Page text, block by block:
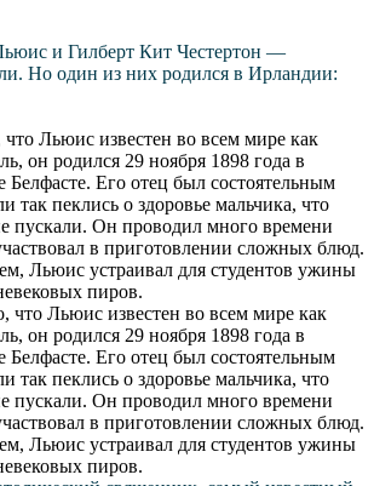
и Гилберт Кит Честертон —
Но один из них родился в Ирландии:
что Льюис известен во всем мире как
он родился 29 ноября 1898 года в
Белфасте. Его отец был состоятельным
так пеклись о здоровье мальчика, что
пускали. Он проводил много времени
в приготовлении сложных блюд.
Льюис устраивал для студентов ужины
пиров.
что Льюис известен во всем мире как
он родился 29 ноября 1898 года в
Белфасте. Его отец был состоятельным
так пеклись о здоровье мальчика, что
пускали. Он проводил много времени
в приготовлении сложных блюд.
Льюис устраивал для студентов ужины
пиров.